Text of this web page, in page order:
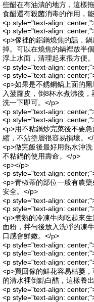
些醋在有油漬的地方，這樣
食醋還有殺菌消毒的作用，
<p style="text-align:
<p style="text-align:
<p>傢裡的鋁鍋燒焦的話，
掉。可以在燒焦的鍋裡放半
浮上水面，清理起來很方便
<p style="text-align:
<p style="text-align:
<p>如果是不銹鋼鍋上面的
入菠蘿皮，倒8杯水煮沸後
洗一下即可。</p>
<p style="text-align:
<p style="text-align:
<p>用不粘鍋炒完菜後不要
縮，不沾塗層很容易損壞。
<p>做完飯後最好用熱水沖
不粘鍋的使用壽命。</p>
<p></p>
<p style="text-align:
<p>青椒蒂的部位一般有農
安全。</p>
<p style="text-align:
<p style="text-align:
<p>煮熟的冷凍牛肉吃起來
面粉，拌勻後放入洗凈的凍
口感會鮮嫩。</p>
<p style="text-align:
<p style="text-align:
<p style="text-align:
<p>買回傢的鮮花容易枯萎
的清水裡倒點白醋，這樣養
<p style="text-align:
<p style="text-align: